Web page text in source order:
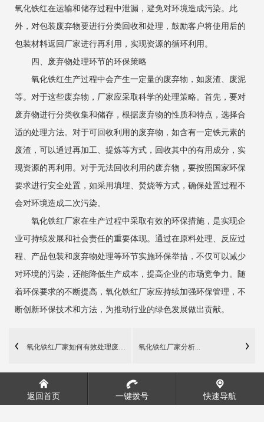
氧化铁红在运输和储存过程中泄漏，避免对环境造成污染。此
外，对包装废弃物要进行分类回收和处理，鼓励客户将使用后的
包装材料返回厂家进行再利用，实现资源的循环利用。
四、废弃物处理环节的环保策略
氧化铁红生产过程中会产生一定量的废弃物，如废渣、废泥
等。对于这些废弃物，厂家应采取科学的处理策略。首先，要对
废弃物进行分类收集和储存，根据废弃物的性质和特点，选择合
适的处理方法。对于可回收利用的废弃物，如含有一定铁元素的
废渣，可以通过再加工、提炼等方式，回收其中的有用成分，实
现资源的再利用。对于无法回收利用的废弃物，要按照国家环保
要求进行安全处置，如采用填埋、焚烧等方式，确保处置过程不
会对环境造成二次污染。
氧化铁红厂家在生产过程中采取有效的环保措施，是实现企
业可持续发展和社会责任的重要体现。通过在原料处理、反应过
程、产品包装和废弃物处理等环节实施环保举措，不仅可以减少
对环境的污染，还能降低生产成本，提高企业的市场竞争力。随
着环保要求的不断提高，氧化铁红厂家应持续加强环保管理，不
断创新环保技术和方法，为推动行业的绿色发展做出贡献。
氧化铁红厂家如何有效处理废水？ 氧化铁红厂家分析...
返回首页 一键拨号 快速导航